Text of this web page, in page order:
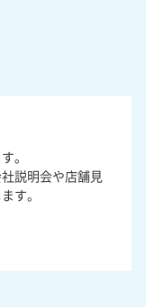
。
説明会や店舗見
す。